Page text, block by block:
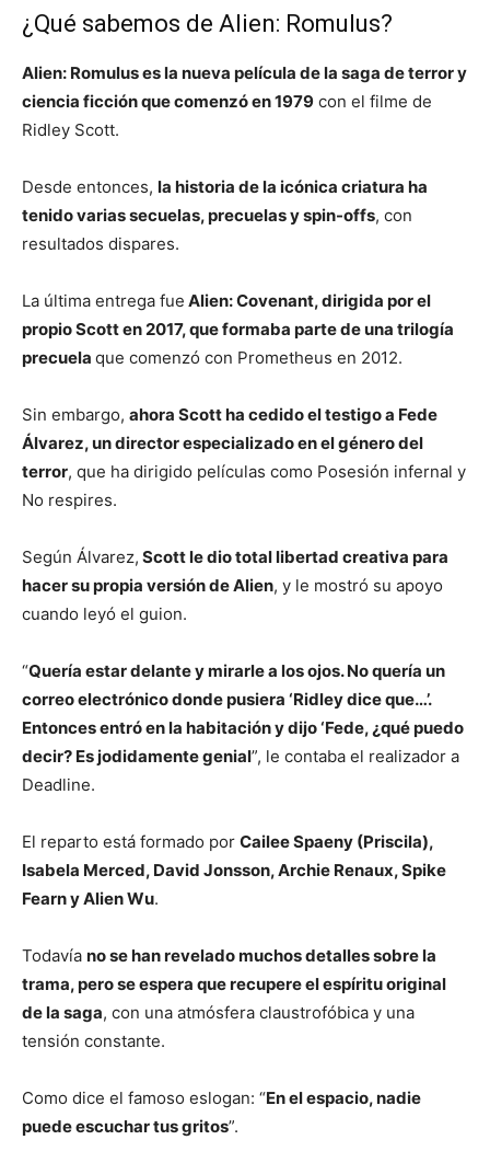
¿Qué sabemos de Alien: Romulus?
Alien: Romulus es la nueva película de la saga de terror y
ciencia ficción que comenzó en 1979 con el filme de
Ridley Scott.
Desde entonces, la historia de la icónica criatura ha
tenido varias secuelas, precuelas y spin-offs, con
resultados dispares.
La última entrega fue Alien: Covenant, dirigida por el
propio Scott en 2017, que formaba parte de una trilogía
precuela que comenzó con Prometheus en 2012.
Sin embargo, ahora Scott ha cedido el testigo a Fede
Álvarez, un director especializado en el género del
terror, que ha dirigido películas como Posesión infernal y
No respires.
Según Álvarez, Scott le dio total libertad creativa para
hacer su propia versión de Alien, y le mostró su apoyo
cuando leyó el guion.
“Quería estar delante y mirarle a los ojos. No quería un
correo electrónico donde pusiera ‘Ridley dice que…’.
Entonces entró en la habitación y dijo ‘Fede, ¿qué puedo
decir? Es jodidamente genial”, le contaba el realizador a
Deadline.
El reparto está formado por Cailee Spaeny (Priscila),
Isabela Merced, David Jonsson, Archie Renaux, Spike
Fearn y Alien Wu.
Todavía no se han revelado muchos detalles sobre la
trama, pero se espera que recupere el espíritu original
de la saga, con una atmósfera claustrofóbica y una
tensión constante.
Como dice el famoso eslogan: “En el espacio, nadie
puede escuchar tus gritos”.